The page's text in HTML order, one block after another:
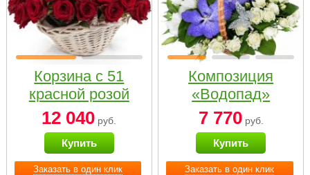
Заказать в один клик
Корзина с 51
красной розой
12 040 руб.
Купить
Заказать в один клик
Композиция
«Водопад»
7 770руб.
Купить